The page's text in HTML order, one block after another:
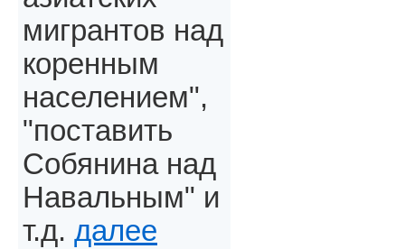
мигрантов над
коренным
населением",
"поставить
Собянина над
Навальным" и
т.д. далее